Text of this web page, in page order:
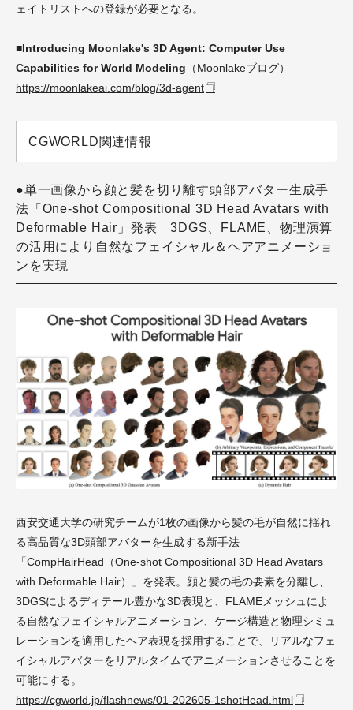
ェイトリストへの登録が必要となる。
■Introducing Moonlake's 3D Agent: Computer Use
Capabilities for World Modeling （Moonlakeブログ）
https://moonlakeai.com/blog/3d-agent
CGWORLD関連情報
●単一画像から顔と髪を切り離す頭部アバター生成手
法「One-shot Compositional 3D Head Avatars with
Deformable Hair」発表 3DGS、FLAME、物理演算
の活用により自然なフェイシャル＆ヘアアニメーショ
ンを実現
西安交通大学の研究チームが1枚の画像から髪の毛が自然に揺れ
る高品質な3D頭部アバターを生成する新手法
「CompHairHead（One-shot Compositional 3D Head Avatars
with Deformable Hair）」を発表。顔と髪の毛の要素を分離し、
3DGSによるディテール豊かな3D表現と、FLAMEメッシュによ
る自然なフェイシャルアニメーション、ケージ構造と物理シミュ
レーションを適用したヘア表現を採用することで、リアルなフェ
イシャルアバターをリアルタイムでアニメーションさせることを
可能にする。
https://cgworld.jp/flashnews/01-202605-1shotHead.html